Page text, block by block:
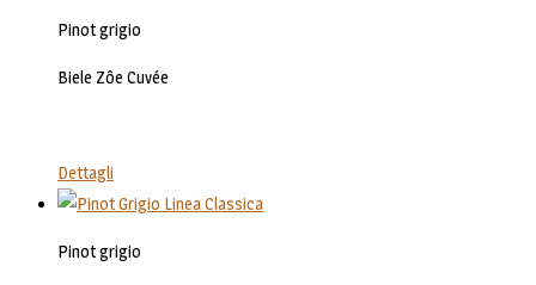
Pinot grigio
Biele Zôe Cuvée
Dettagli
Pinot grigio